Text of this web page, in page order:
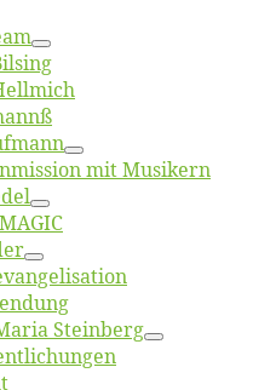
mit Musikern
Steinberg